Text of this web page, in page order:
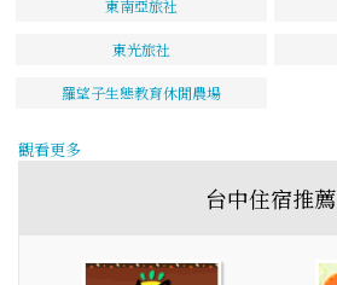
東南亞旅社
東光旅社
羅望子生態教育休閒農場
觀看更多
台中住宿推薦